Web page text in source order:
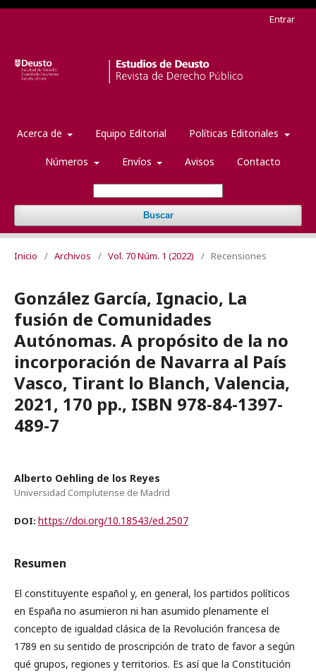
Acerca de Equipo Editorial Políticas Editoriales
Números Envíos Avisos Contacto
Buscar
Entrar
Inicio / Archivos / Vol. 70 Núm. 1 (2022) / Recensiones
González García, Ignacio, La
fusión de Comunidades
Autónomas. A propósito de la no
incorporación de Navarra al País
Vasco, Tirant lo Blanch, Valencia,
2021, 170 pp., ISBN 978-84-1397-
489-7
Alberto Oehling de los Reyes
Universidad Complutense de Madrid
DOI: https://doi.org/10.18543/ed.2507
Resumen
El constituyente español y, en general, los partidos políticos
en España no asumieron ni han asumido plenamente el
concepto de igualdad clásica de la Revolución francesa de
1789 en su sentido de proscripción de trato de favor a según
qué grupos, regiones y territorios. Es así que la Constitución